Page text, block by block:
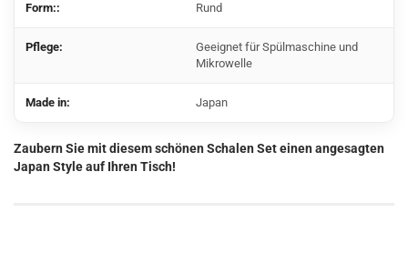
Form:: Rund
Pflege:
Geeignet für Spülmaschine und
Mikrowelle
Made in: Japan
Zaubern Sie mit diesem schönen Schalen Set einen angesagten
Japan Style auf Ihren Tisch!